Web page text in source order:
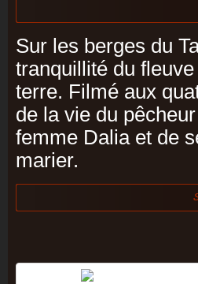
Sur les berges du
tranquillité du
terre. Filmé aux
de la vie du
femme Dalia et de
marier.